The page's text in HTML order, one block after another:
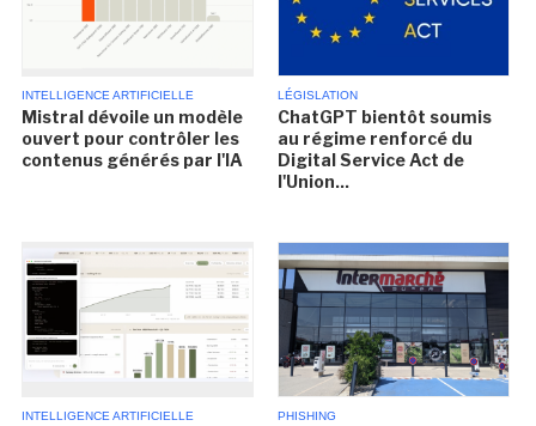
INTELLIGENCE ARTIFICIELLE
Mistral dévoile un modèle
ouvert pour contrôler les
contenus générés par l'IA
LÉGISLATION
ChatGPT bientôt soumis
au régime renforcé du
Digital Service Act de
l'Union...
INTELLIGENCE ARTIFICIELLE PHISHING